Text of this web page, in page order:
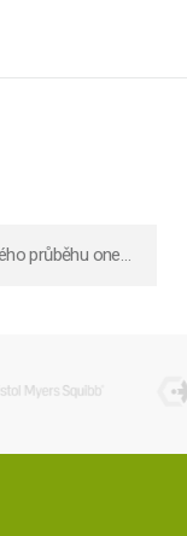
Informace pro pacienty v riziku závažného průběhu onemocnění COVID-19